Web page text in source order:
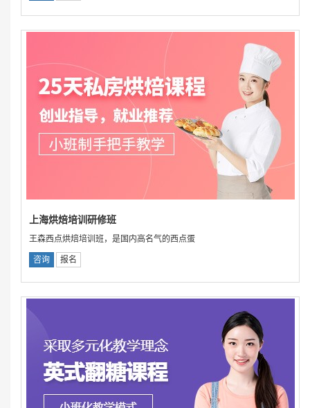
上海烘焙培训研修班
王森西点烘焙培训班，是国内高名气的西点蛋
咨询 报名